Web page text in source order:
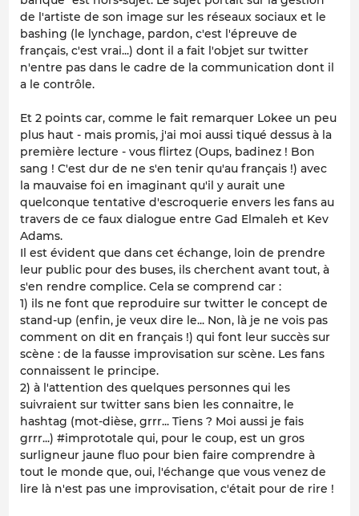
de l'artiste de son image sur les réseaux sociaux et le
bashing (le lynchage, pardon, c'est l'épreuve de
français, c'est vrai...) dont il a fait l'objet sur twitter
n'entre pas dans le cadre de la communication dont il
a le contrôle.
Et 2 points car, comme le fait remarquer Lokee un peu
plus haut - mais promis, j'ai moi aussi tiqué dessus à la
première lecture - vous flirtez (Oups, badinez ! Bon
sang ! C'est dur de ne s'en tenir qu'au français !) avec
la mauvaise foi en imaginant qu'il y aurait une
quelconque tentative d'escroquerie envers les fans au
travers de ce faux dialogue entre Gad Elmaleh et Kev
Adams.
Il est évident que dans cet échange, loin de prendre
leur public pour des buses, ils cherchent avant tout, à
s'en rendre complice. Cela se comprend car :
1) ils ne font que reproduire sur twitter le concept de
stand-up (enfin, je veux dire le... Non, là je ne vois pas
comment on dit en français !) qui font leur succès sur
scène : de la fausse improvisation sur scène. Les fans
connaissent le principe.
2) à l'attention des quelques personnes qui les
suivraient sur twitter sans bien les connaitre, le
hashtag (mot-dièse, grrr... Tiens ? Moi aussi je fais
grrr...) #imprototale qui, pour le coup, est un gros
surligneur jaune fluo pour bien faire comprendre à
tout le monde que, oui, l'échange que vous venez de
lire là n'est pas une improvisation, c'était pour de rire !